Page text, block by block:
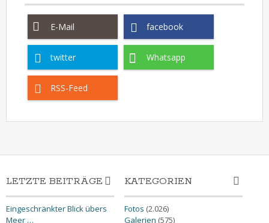
E-Mail facebook
twitter Whatsapp
RSS-Feed
LETZTE BEITRÄGE
Eingeschränkter Blick übers
Meer …
KATEGORIEN
Fotos (2.026)
Galerien (575)